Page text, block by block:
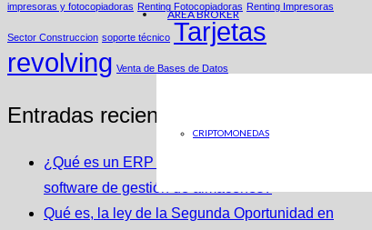
AREA BROKER
CRIPTOMONEDAS
impresoras y fotocopiadoras Renting Fotocopiadoras Renting Impresoras
Sector Construccion soporte técnico Tarjetas
revolving Venta de Bases de Datos
Entradas recientes
¿Qué es un ERP y cómo se integra con un
software de gestión de almacenes?
Qué es, la ley de la Segunda Oportunidad en